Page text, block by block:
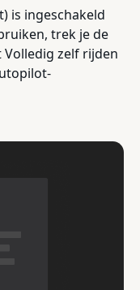
is ingeschakeld
trek je de
Volledig zelf rijden